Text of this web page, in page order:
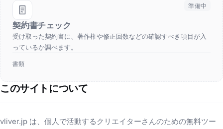
準備中
契約書チェック
受け取った契約書に、著作権や修正回数などの確認すべき項目が入
っているか調べます。
書類
このサイトについて
vliver.jp は、個人で活動するクリエイターさんのための無料ツー